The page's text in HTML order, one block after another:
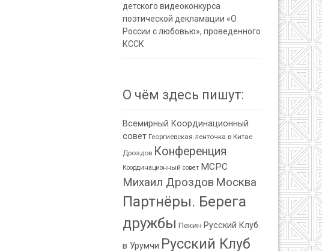
детского видеоконкурса
поэтической декламации «О
России с любовью», проведенного
КССК
О чём здесь пишут:
Всемирный Координационный
совет Георгиевская ленточка в Китае
Дроздов Конференция
Координационный совет МСРС
Михаил Дроздов Москва
Партнёры. Берега
дружбы Пекин Русский Клуб
в Урумчи Русский Клуб